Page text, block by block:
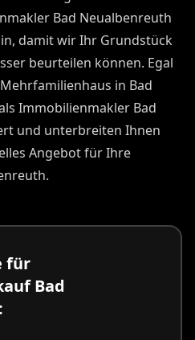
Bad Neualbenreuth
damit wir Ihr Grundstück
beurteilen können. Egal
in Bad
Immobilienmakler Bad
und unterbreiten Ihnen
Angebot für Ihre
für
Bad